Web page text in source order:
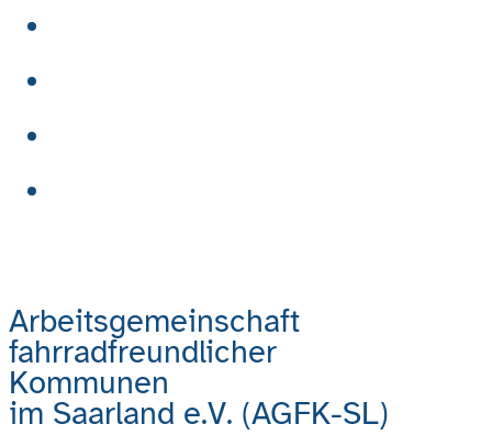
Arbeitsgemeinschaft
fahrradfreundlicher
Kommunen
im Saarland e.V. (AGFK-SL)